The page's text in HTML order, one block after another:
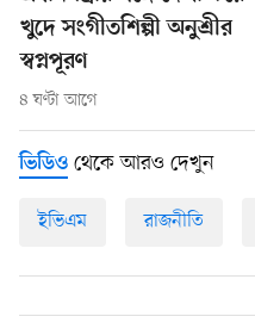
খুদে সংগীতশিল্পী অনুশ্রীর
স্বপ্নপূরণ
৪ ঘণ্টা আগে
ভিডিও থেকে আরও দেখুন
ইভিএম রাজনীতি